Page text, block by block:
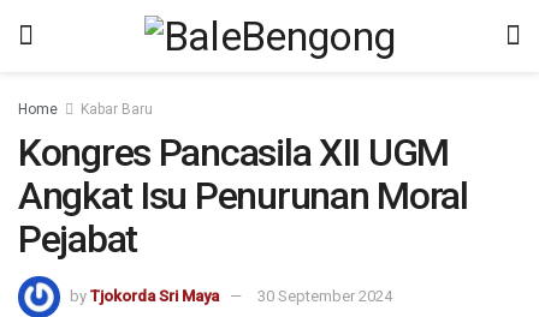
Home Kabar Baru
Kongres Pancasila XII UGM
Angkat Isu Penurunan Moral
Pejabat
by Tjokorda Sri Maya 30 September 2024